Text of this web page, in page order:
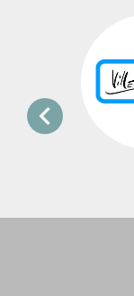
chevron_left